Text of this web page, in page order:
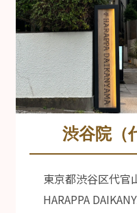
渋谷院（
東京都渋谷区代官
HARAPPA